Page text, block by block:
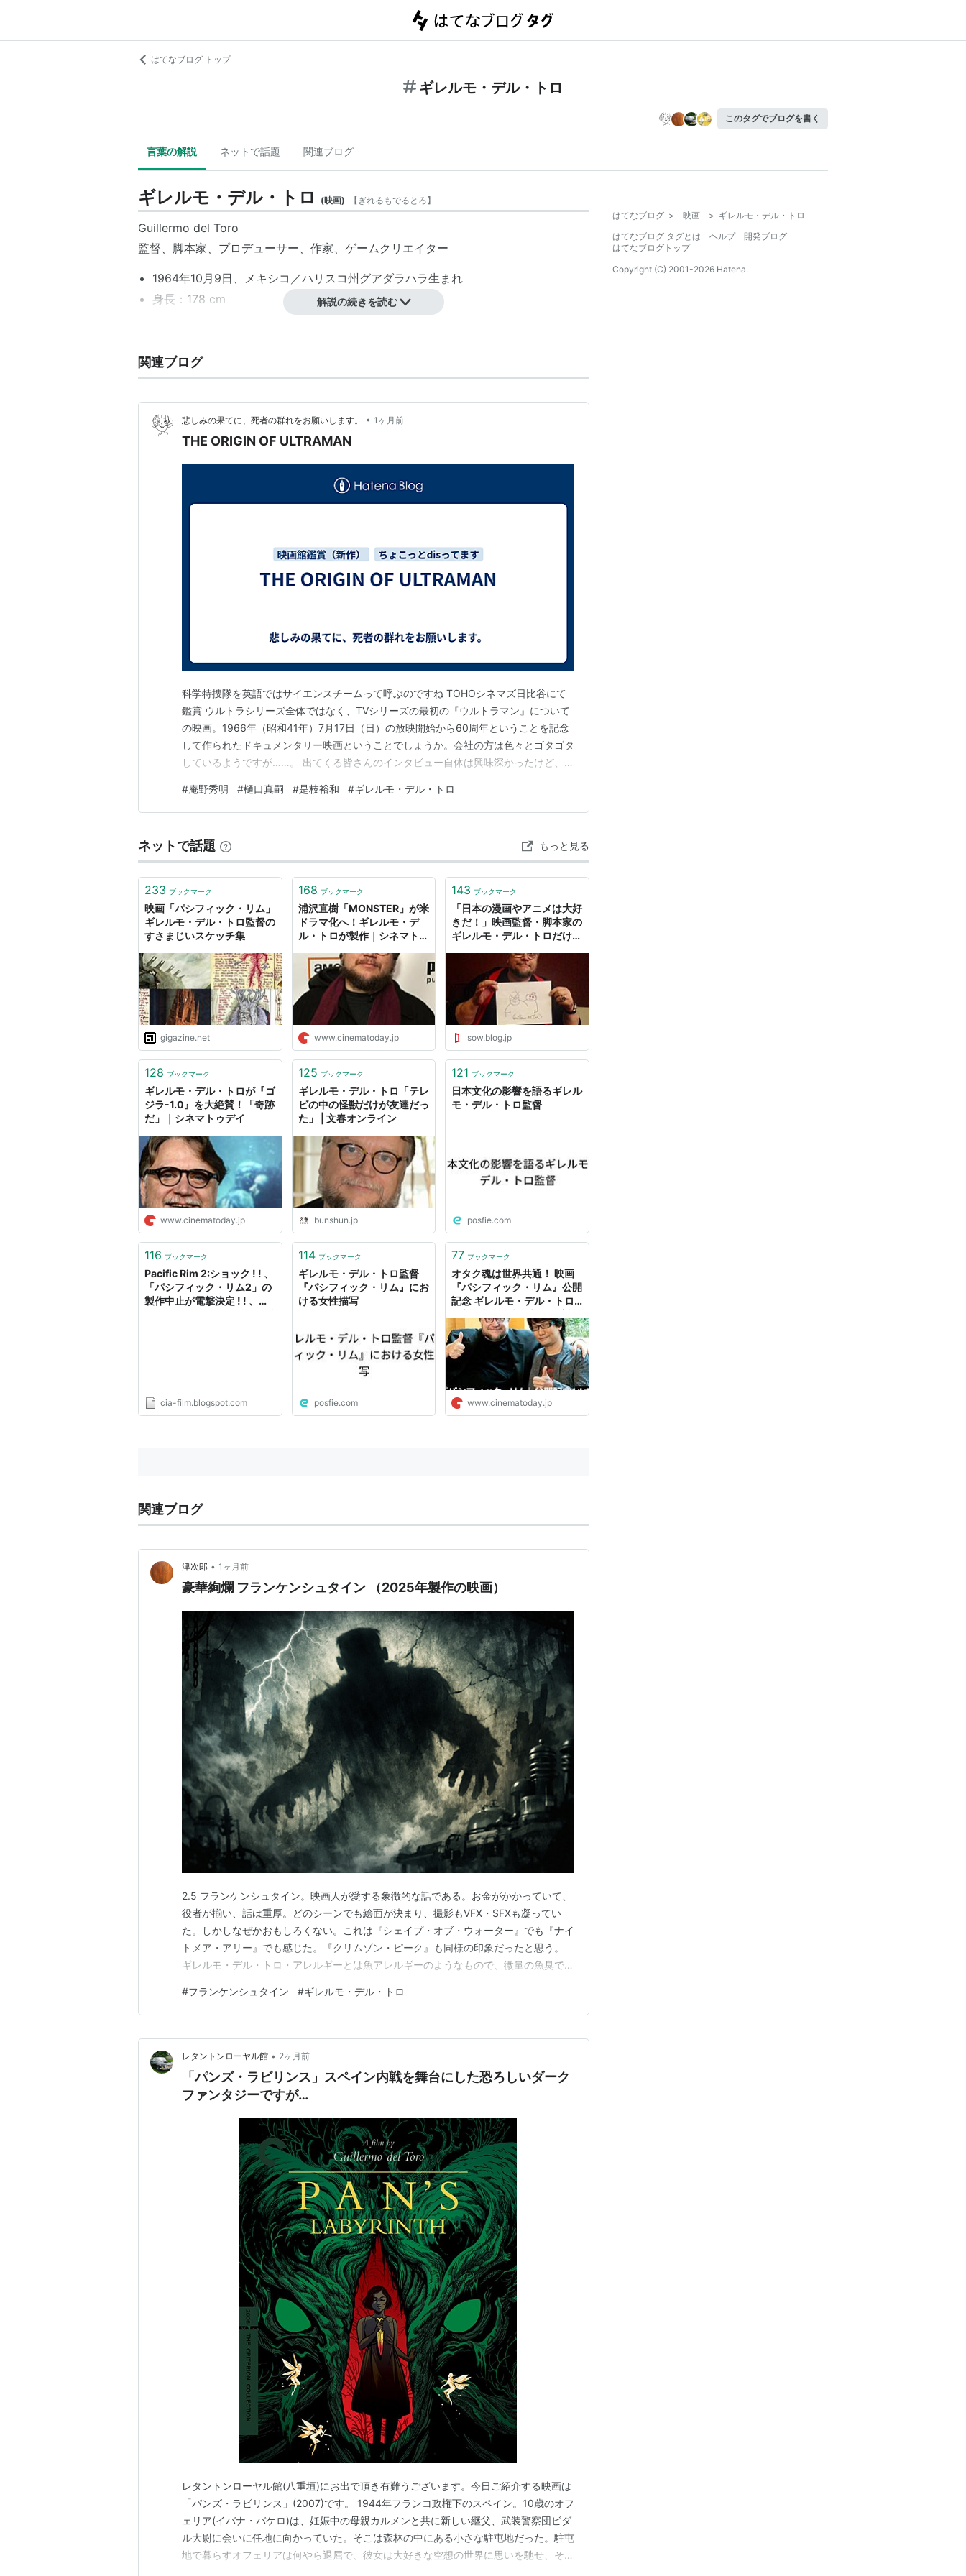
はてなブログ トップ
ギレルモ・デル・トロ
このタグでブログを書く
言葉の解説 ネットで話題 関連ブログ
ギレルモ・デル・トロ (映画) 【 ぎれるもでるとろ】
Guillermo del Toro
監督、脚本家、プロデューサー、作家、ゲームクリエイター
1964年10月9日、メキシコ／ハリスコ州グアダラハラ生まれ
身長：178 cm
パシフィック・リム：アップライジング
クリムゾン・ピーク（2015） 監督、製作、脚本
ホビット 決戦のゆくえ（2014） 脚本
ホビット 竜に奪われた王国（2013） 脚本
パシフィック・リム（2013） 監督、脚本
不思議の国のガーディアンズ
（2011） 製作総指揮、声の出演
（2011） 製作、脚本
（2008）＜未＞ 製作総指揮
永遠のこどもたち（2007） 製作総指揮
ヘルボーイ アニメイテッド ブラッド・アンド・アイアン（2007）＜TVM＞ 製作
パンズ・ラビリンス （2006） 監督、脚本、製作
ヘルボーイ アニメイテッド ソード・オブ・ストームス（2006）＜TVM＞ 製作
デビルズ・バックボーン
ミミック（1997） 監督、脚本、原案
クロノス
アカデミー賞
受賞
シェイプ・オブ・ウォーター （2017） 作品賞、監督賞
候補
シェイプ・オブ・ウォーター（2017） オリジナル脚本
パンズ・ラビリンス
（2006） オリジナル脚本賞
著書
ザ・ストレイン
作者: ギレルモ・デル・トロ,チャック・ホーガン,大森望
出版社/メーカー: 早川書房
発売日:
2009/09/10
メディア:
単行本（ソフトカバー）
購入
クリック: 18回
この商品を含むブログ (10件) を見る
解説の続きを読む
関連ブログ
悲しみの果てに、死者の群れをお願いします。 • 1ヶ月前
THE ORIGIN OF ULTRAMAN
科学特捜隊を英語ではサイエンスチームって呼ぶのですね TOHOシネマズ日比谷にて
鑑賞 ウルトラシリーズ全体ではなく、TVシリーズの最初の『ウルトラマン』について
の映画。1966年（昭和41年）7月17日（日）の放映開始から60周年ということを記念
して作られたドキュメンタリー映画ということでしょうか。会社の方は色々とゴタゴタ
しているようですが……。 出てくる皆さんのインタビュー自体は興味深かったけど、ド
いう核を感じることができなかっというか、単にインタビューを聞いているだけの状態
だったと言いましょうか。 アーカイブシリ…
#庵野秀明 #樋口真嗣 #是枝裕和 #ギレルモ・デル・トロ
ネットで話題 もっと見る
233 ブックマーク
映画「パシフィック・リム」
ギレルモ・デル・トロ監督の
すさまじいスケッチ集
gigazine.net
168 ブックマーク
浦沢直樹「MONSTER」が米
ドラマ化へ！ギレルモ・デ
ル・トロが製作｜シネマトゥ
www.cinematoday.jp
143 ブックマーク
「日本の漫画やアニメは大好
きだ！」映画監督・脚本家の
ギレルモ・デル・トロだけど
: すらるど - 海外の反応
sow.blog.jp
128 ブックマーク
ギレルモ・デル・トロが『ゴ
ジラ-1.0』を大絶賛！「奇跡
だ」｜シネマトゥデイ
www.cinematoday.jp
125 ブックマーク
ギレルモ・デル・トロ「テレ
ビの中の怪獣だけが友達だっ
た」 | 文春オンライン
bunshun.jp
121 ブックマーク
日本文化の影響を語るギレル
モ・デル・トロ監督
posfie.com
116 ブックマーク
Pacific Rim 2:ショック ! ! 、
「パシフィック・リム2」の
製作中止が電撃決定 ! ! 、ク
cia-film.blogspot.com
114 ブックマーク
ギレルモ・デル・トロ監督
『パシフィック・リム』にお
ける女性描写
posfie.com
77 ブックマーク
オタク魂は世界共通！ 映画
『パシフィック・リム』公開
記念 ギレルモ・デル・トロ
談！｜シネマトゥデイ
www.cinematoday.jp
関連ブログ
津次郎 • 1ヶ月前
豪華絢爛 フランケンシュタイン （2025年製作の映画）
2.5 フランケンシュタイン。映画人が愛する象徴的な話である。お金がかかっていて、
役者が揃い、話は重厚。どのシーンでも絵面が決まり、撮影もVFX・SFXも凝ってい
た。しかしなぜかおもしろくない。これは『シェイプ・オブ・ウォーター』でも『ナイ
トメア・アリー』でも感じた。『クリムゾン・ピーク』も同様の印象だったと思う。
ギレルモ・デル・トロ・アレルギーとは魚アレルギーのようなもので、微量の魚臭でも
さ」だと思う。打算が見え隠れする。「見せ方、うまいでしょ」っていう感じがはりつ
く。 たとえばタランティーノの場合、あざといとい…
#フランケンシュタイン #ギレルモ・デル・トロ
レタントンローヤル館 • 2ヶ月前
「パンズ・ラビリンス」スペイン内戦を舞台にした恐ろしいダーク
ファンタジーですが…
レタントンローヤル館(八重垣)にお出で頂き有難うございます。今日ご紹介する映画は
「パンズ・ラビリンス」(2007)です。 1944年フランコ政権下のスペイン。10歳のオフ
ェリア(イバナ・バケロ)は、妊娠中の母親カルメンと共に新しい継父、武装警察団ビダ
ル大尉に会いに任地に向かっていた。そこは森林の中にある小さな駐屯地だった。駐屯
地で暮らすオフェリアは何やら退屈で、彼女は大好きな空想の世界に思いを馳せ、その
はてなブログ > 映画 > ギレルモ・デル・トロ
はてなブログ タグとは
ヘルプ
開発ブログ
はてなブログトップ
Copyright (C) 2001-2026 Hatena.